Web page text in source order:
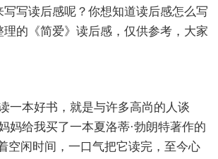
写写读后感呢？你想知道读后感怎么写
的《简爱》读后感，仅供参考，大家
一本好书，就是与许多高尚的人谈
妈给我买了一本夏洛蒂·勃朗特著作的
空闲时间，一口气把它读完，至今心